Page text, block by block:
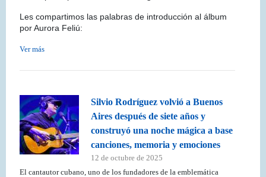
Les compartimos las palabras de introducción al álbum
por Aurora Feliú:
Ver más
Silvio Rodríguez volvió a Buenos
Aires después de siete años y
construyó una noche mágica a base
canciones, memoria y emociones
12 de octubre de 2025
El cantautor cubano, uno de los fundadores de la emblemática